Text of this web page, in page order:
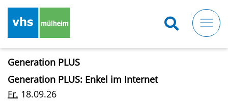
Generation PLUS
Generation PLUS: Enkel im Internet
Fr. 18.09.26